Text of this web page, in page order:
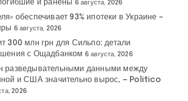
и ранены 6 августа, 2026
обеспечивает 93% ипотеки в Украине –
6 августа, 2026
300 млн грн для Сильпо: детали
с Ощадбанком 6 августа, 2026
разведывательными данными между
и США значительно вырос, — Politico
2026